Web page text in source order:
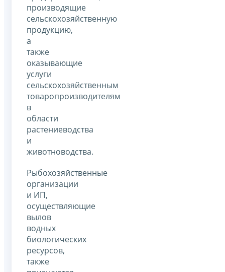
производящие
сельскохозяйственную
продукцию,
а
также
оказывающие
услуги
сельскохозяйственным
товаропроизводителям
в
области
растениеводства
и
животноводства.
Рыбохозяйственные
организации
и ИП,
осуществляющие
вылов
водных
биологических
ресурсов,
также